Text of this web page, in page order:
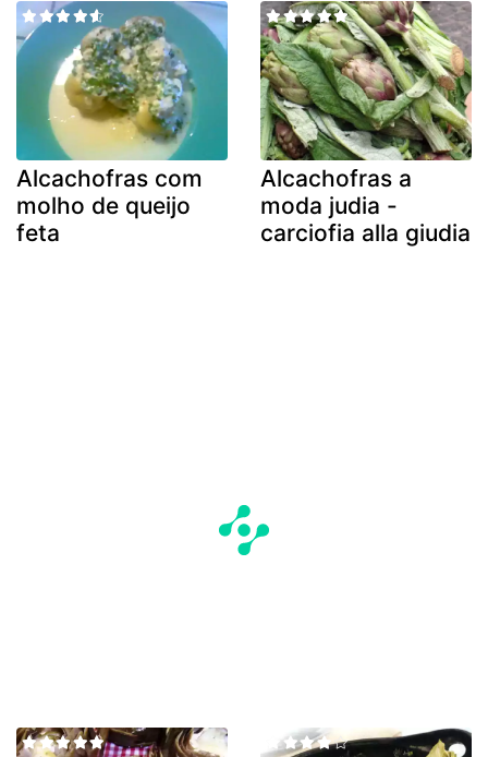
Alcachofras com
molho de queijo
feta
Alcachofras a
moda judia -
carciofia alla giudia